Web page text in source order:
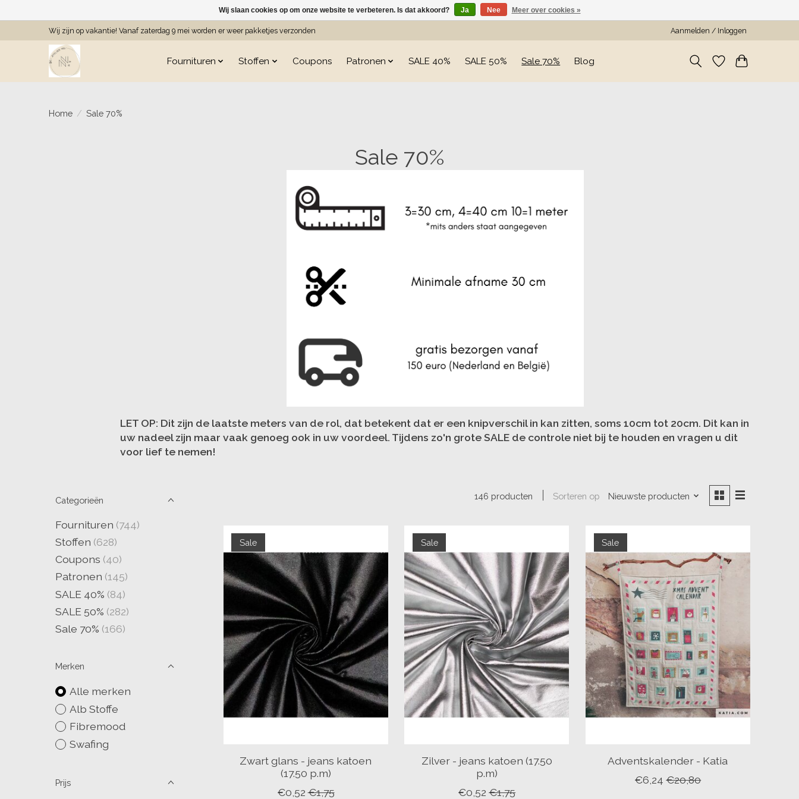
Wij zijn op vakantie! Vanaf zaterdag 9 mei worden er weer pakketjes verzonden Aanmelden / Inloggen
Fournituren Stoffen Coupons Patronen SALE 40% SALE 50% Sale 70% Blog
Home / Sale 70%
Sale 70%
LET OP: Dit zijn de laatste meters van de rol, dat betekent dat er een knipverschil in kan zitten, soms 10cm tot 20cm. Dit kan in
uw nadeel zijn maar vaak genoeg ook in uw voordeel. Tijdens zo'n grote SALE de controle niet bij te houden en vragen u dit
voor lief te nemen!
Categorieën
Fournituren (744)
Stoffen (628)
Coupons (40)
Patronen (145)
SALE 40% (84)
SALE 50% (282)
Sale 70% (166)
Merken
Alle merken
Alb Stoffe
Fibremood
Swafing
Prijs
146 producten Sorteren op Nieuwste producten
Sale
Zwart glans - jeans katoen
(17.50 p.m)
€0,52 €1,75
Sale
Zilver - jeans katoen (17.50
p.m)
€0,52 €1,75
Sale
Adventskalender - Katia
€6,24 €20,80
Wij slaan cookies op om onze website te verbeteren. Is dat akkoord? Ja Nee Meer over cookies »